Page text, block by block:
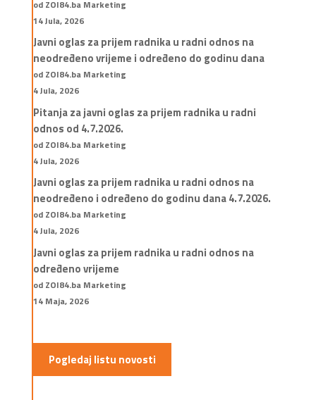
od ZOI84.ba Marketing
14 Jula, 2026
Javni oglas za prijem radnika u radni odnos na
neodređeno vrijeme i određeno do godinu dana
od ZOI84.ba Marketing
4 Jula, 2026
Pitanja za javni oglas za prijem radnika u radni
odnos od 4.7.2026.
od ZOI84.ba Marketing
4 Jula, 2026
Javni oglas za prijem radnika u radni odnos na
neodređeno i određeno do godinu dana 4.7.2026.
od ZOI84.ba Marketing
4 Jula, 2026
Javni oglas za prijem radnika u radni odnos na
određeno vrijeme
od ZOI84.ba Marketing
14 Maja, 2026
Pogledaj listu novosti